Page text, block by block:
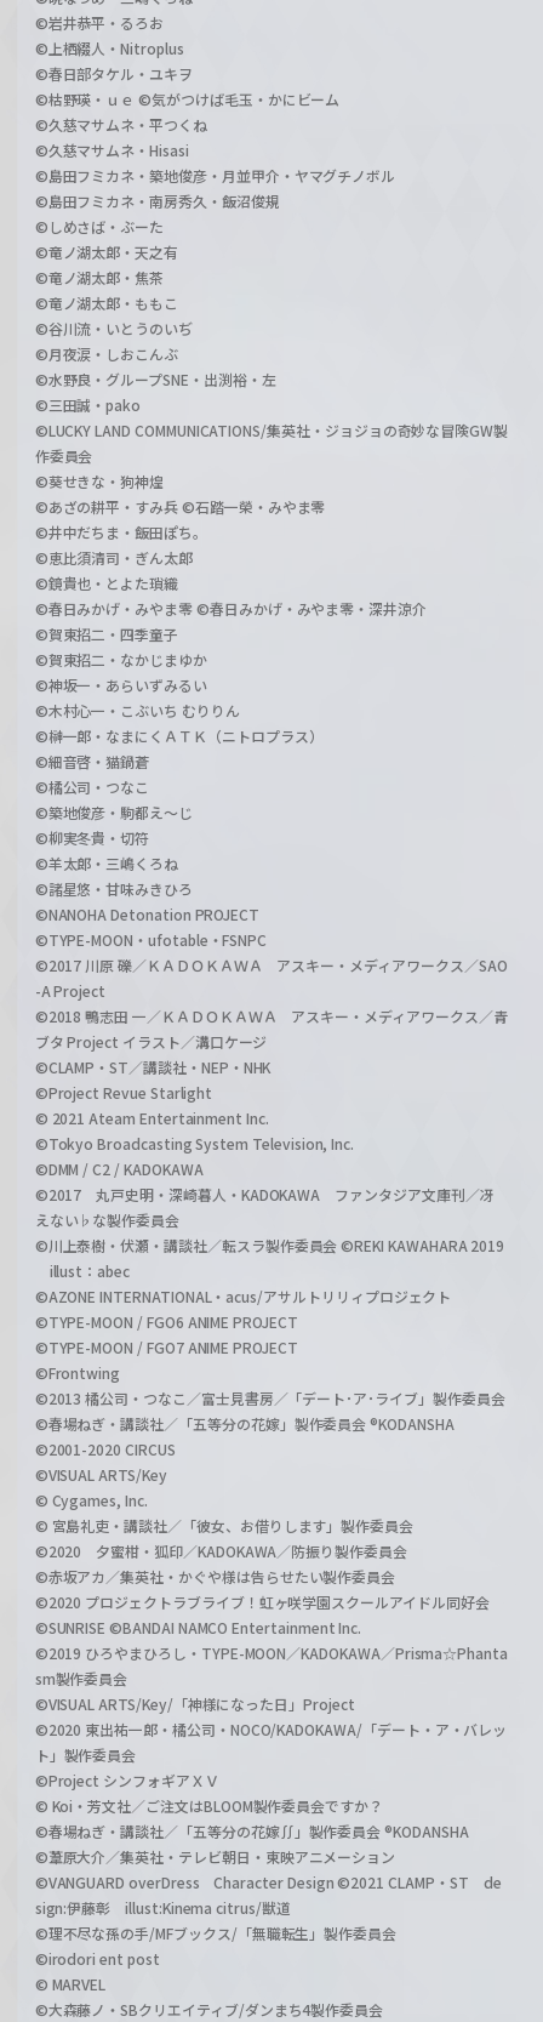
©岩井恭平・るろお
©上栖綴人・Nitroplus
©春日部タケル・ユキヲ
©枯野瑛・ｕｅ ©気がつけば毛玉・かにビーム
©久慈マサムネ・平つくね
©久慈マサムネ・Hisasi
©島田フミカネ・築地俊彦・月並甲介・ヤマグチノボル
©島田フミカネ・南房秀久・飯沼俊規
©しめさば・ぶーた
©竜ノ湖太郎・天之有
©竜ノ湖太郎・焦茶
©竜ノ湖太郎・ももこ
©谷川流・いとうのいぢ
©月夜涙・しおこんぶ
©水野良・グループSNE・出渕裕・左
©三田誠・pako
©LUCKY LAND COMMUNICATIONS/集英社・ジョジョの奇妙な冒険GW製
作委員会
©葵せきな・狗神煌
©あざの耕平・すみ兵 ©石踏一榮・みやま零
©井中だちま・飯田ぽち。
©恵比須清司・ぎん太郎
©鏡貴也・とよた瑣織
©春日みかげ・みやま零 ©春日みかげ・みやま零・深井涼介
©賀東招二・四季童子
©賀東招二・なかじまゆか
©神坂一・あらいずみるい
©木村心一・こぶいち むりりん
©榊一郎・なまにくＡＴＫ（ニトロプラス）
©細音啓・猫鍋蒼
©橘公司・つなこ
©築地俊彦・駒都え～じ
©柳実冬貴・切符
©羊太郎・三嶋くろね
©諸星悠・甘味みきひろ
©NANOHA Detonation PROJECT
©TYPE-MOON・ufotable・FSNPC
©2017 川原 礫／ＫＡＤＯＫＡＷＡ アスキー・メディアワークス／SAO
-A Project
©2018 鴨志田 一／ＫＡＤＯＫＡＷＡ アスキー・メディアワークス／青
ブタ Project イラスト／溝口ケージ
©CLAMP・ST／講談社・NEP・NHK
©Project Revue Starlight
© 2021 Ateam Entertainment Inc.
©Tokyo Broadcasting System Television, Inc.
©DMM / C2 / KADOKAWA
©2017 丸戸史明・深崎暮人・KADOKAWA ファンタジア文庫刊／冴
えない♭な製作委員会
©川上泰樹・伏瀬・講談社／転スラ製作委員会 ©REKI KAWAHARA 2019
illust：abec
©AZONE INTERNATIONAL・acus/アサルトリリィプロジェクト
©TYPE-MOON / FGO6 ANIME PROJECT
©TYPE-MOON / FGO7 ANIME PROJECT
©Frontwing
©2013 橘公司・つなこ／富士見書房／「デート･ア･ライブ」製作委員会
©春場ねぎ・講談社／「五等分の花嫁」製作委員会 ®KODANSHA
©2001-2020 CIRCUS
©VISUAL ARTS/Key
© Cygames, Inc.
© 宮島礼吏・講談社／「彼女、お借りします」製作委員会
©2020 夕蜜柑・狐印／KADOKAWA／防振り製作委員会
©赤坂アカ／集英社・かぐや様は告らせたい製作委員会
©2020 プロジェクトラブライブ！虹ヶ咲学園スクールアイドル同好会
©SUNRISE ©BANDAI NAMCO Entertainment Inc.
©2019 ひろやまひろし・TYPE-MOON／KADOKAWA／Prisma☆Phanta
sm製作委員会
©VISUAL ARTS/Key/「神様になった日」Project
©2020 東出祐一郎・橘公司・NOCO/KADOKAWA/「デート・ア・バレッ
ト」製作委員会
©Project シンフォギアＸＶ
© Koi・芳文社／ご注文はBLOOM製作委員会ですか？
©春場ねぎ・講談社／「五等分の花嫁∬」製作委員会 ®KODANSHA
©葦原大介／集英社・テレビ朝日・東映アニメーション
©VANGUARD overDress Character Design ©2021 CLAMP・ST de
sign:伊藤彰 illust:Kinema citrus/獣道
©理不尽な孫の手/MFブックス/「無職転生」製作委員会
©irodori ent post
© MARVEL
©大森藤ノ・SBクリエイティブ/ダンまち4製作委員会